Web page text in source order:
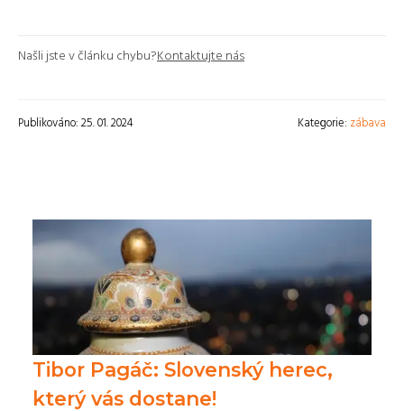
Našli jste v článku chybu?Kontaktujte nás
Publikováno: 25. 01. 2024 Kategorie: zábava
Tibor Pagáč: Slovenský herec,
který vás dostane!